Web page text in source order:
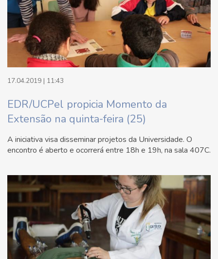
17.04.2019 | 11:43
EDR/UCPel propicia Momento da
Extensão na quinta-feira (25)
A iniciativa visa disseminar projetos da Universidade. O
encontro é aberto e ocorrerá entre 18h e 19h, na sala 407C.